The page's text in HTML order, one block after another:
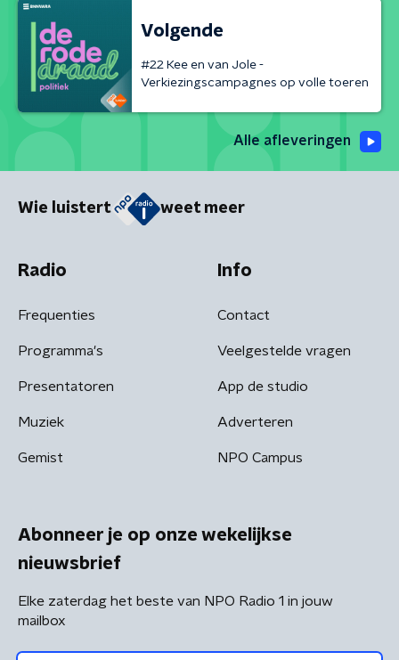
Volgende
#22 Kee en van Jole -
Verkiezingscampagnes op volle toeren
Alle afleveringen
Wie luistert weet meer
Radio
Frequenties
Programma's
Presentatoren
Muziek
Gemist
Info
Contact
Veelgestelde vragen
App de studio
Adverteren
NPO Campus
Abonneer je op onze wekelijkse
nieuwsbrief
Elke zaterdag het beste van NPO Radio 1 in jouw
mailbox